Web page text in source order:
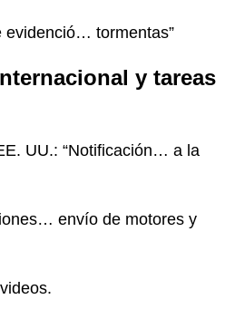
evidenció… tormentas”
y tareas
UU.: “Notificación… a la
envío de motores y